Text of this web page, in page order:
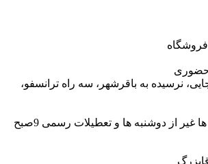
فروشگاه
نرسیده به باقرشهر، سه راه ترانسفو،
همه روزه حتی جمعه ها غیر از دوشنبه ها و تعطیلات رسمی 9صبح